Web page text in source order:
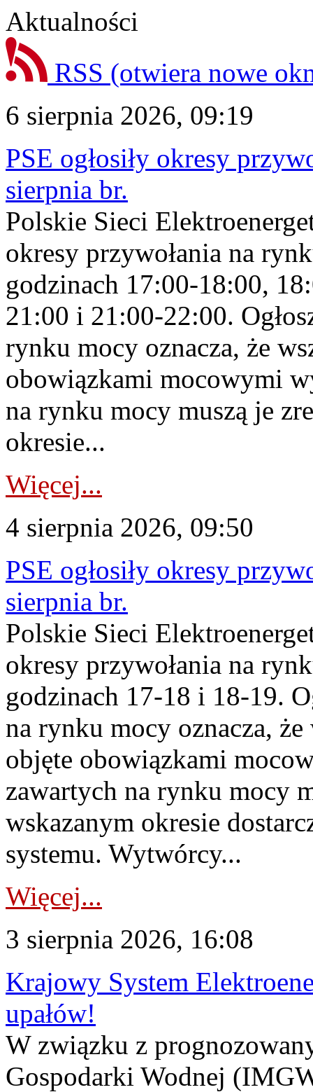
Aktualności
RSS (otwiera nowe
6 sierpnia 2026, 09:19
PSE ogłosiły okresy
sierpnia br.
Polskie Sieci
okresy przywołania na
godzinach 17:00-18:00,
21:00 i 21:00-22:00.
rynku mocy oznacza, że
obowiązkami mocowymi
na rynku mocy muszą je
okresie...
Więcej...
4 sierpnia 2026, 09:50
PSE ogłosiły okresy
sierpnia br.
Polskie Sieci
okresy przywołania na
godzinach 17-18 i 18-19.
na rynku mocy oznacza,
objęte obowiązkami
zawartych na rynku mocy
wskazanym okresie
systemu. Wytwórcy...
Więcej...
3 sierpnia 2026, 16:08
Krajowy System
upałów!
W związku z
Gospodarki Wodnej